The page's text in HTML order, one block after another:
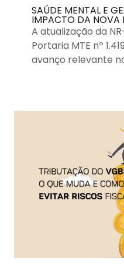
SAÚDE MENTAL E
IMPACTO DA NOVA
A atualização da
Portaria MTE nº
avanço relevante